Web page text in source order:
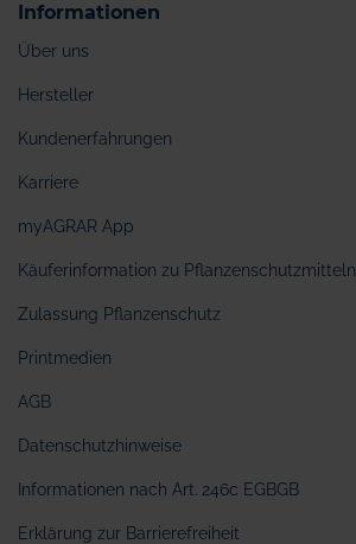
Informationen
Über uns
Hersteller
Kundenerfahrungen
Karriere
myAGRAR App
Käuferinformation zu Pflanzenschutzmitteln
Zulassung Pflanzenschutz
Printmedien
AGB
Datenschutzhinweise
Informationen nach Art. 246c EGBGB
Erklärung zur Barrierefreiheit